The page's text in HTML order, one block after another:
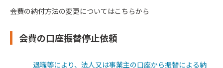
会費の納付方法の変更についてはこちらから
会費の口座振替停止依頼
退職等により、法人又は事業主の口座から振替による納